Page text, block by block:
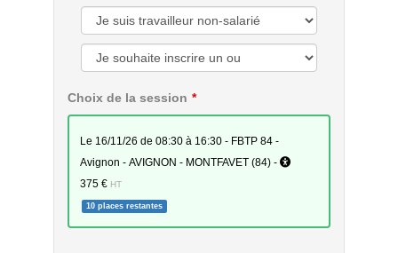
Choix de la session
le 16/11/26 de 08:30 à 16:30 - FBTP 84 -
Avignon - AVIGNON - MONTFAVET (84) -
375 € HT
10 places restantes